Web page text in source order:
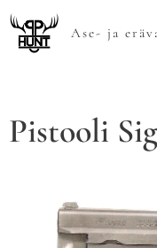
Ase- ja
Pistooli